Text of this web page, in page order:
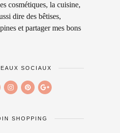
cosmétiques, la cuisine,
dire des bêtises,
et partager mes bons
SOCIAUX
SHOPPING